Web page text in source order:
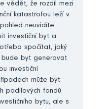
vědět, že rozdíl mezi
katastrofou leží v
neuvidíte.
investiční byt a
spočítat, jaký
bude byt generovat
investiční
může být
podílových fondů
bytu, ale s